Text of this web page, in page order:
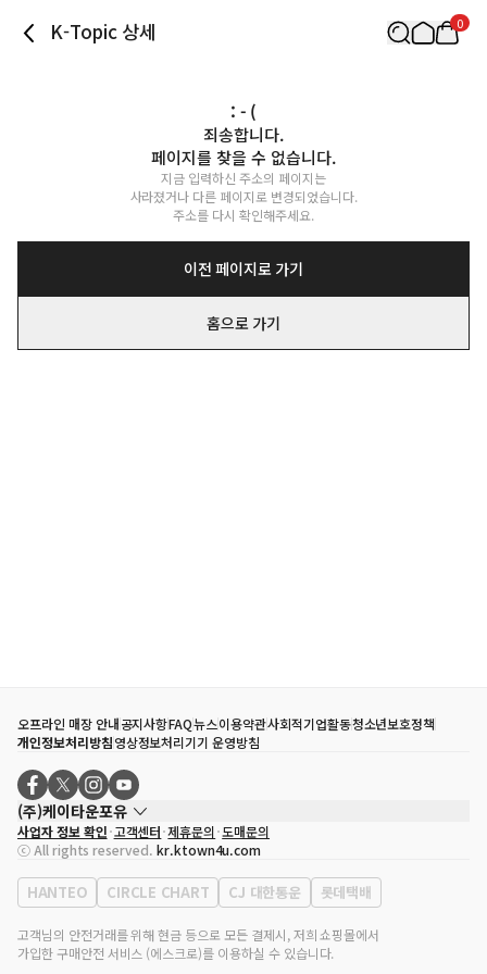
K-Topic 상세 0
: - (
죄송합니다.
페이지를 찾을 수 없습니다.
지금 입력하신 주소의 페이지는
사라졌거나 다른 페이지로 변경되었습니다.
주소를 다시 확인해주세요.
이전 페이지로 가기
홈으로 가기
오프라인 매장 안내공지사항FAQ뉴스이용약관사회적기업활동청소년보호정책
개인정보처리방침영상정보처리기기 운영방침
(주)케이타운포유
대표자
송효민
사업자등록번호
120-87-71116
통신판매업 신고번호 제2011-서울강남-02223
대표전화
02-552-9855
사업자 정보 확인 고객센터 제휴문의 도매문의
ⓒ All rights reserved. kr.ktown4u.com
HANTEO CIRCLE CHART CJ 대한통운 롯데택배
고객님의 안전거래를 위해 현금 등으로 모든 결제시, 저희 쇼핑몰에서
가입한 구매안전 서비스 (에스크로)를 이용하실 수 있습니다.